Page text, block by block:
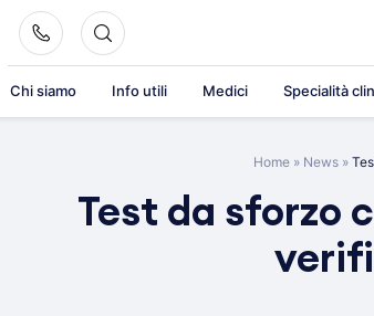
Chi siamo Info utili Medici Specialità
Home » News »
Test da sforzo